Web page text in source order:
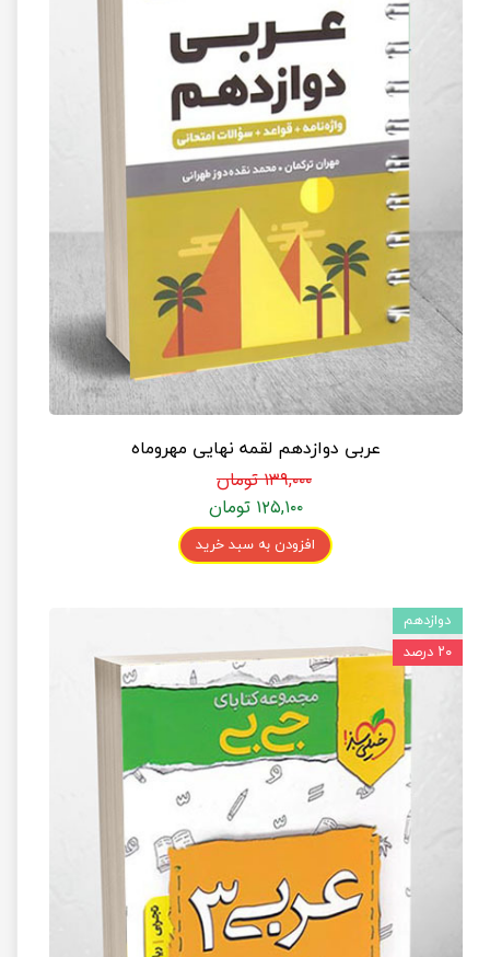
عربی دوازدهم لقمه نهایی مهروماه
۱۳۹,۰۰۰ تومان
۱۲۵,۱۰۰ تومان
افزودن به سبد خرید
دوازدهم
۲۰ درصد